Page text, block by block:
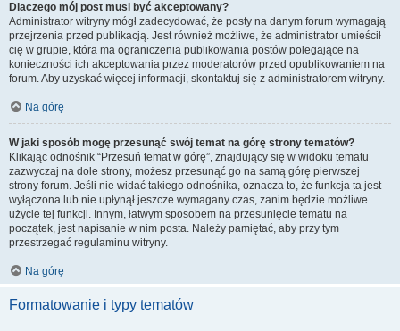
Dlaczego mój post musi być akceptowany?
Administrator witryny mógł zadecydować, że posty na danym forum wymagają
przejrzenia przed publikacją. Jest również możliwe, że administrator umieścił
cię w grupie, która ma ograniczenia publikowania postów polegające na
konieczności ich akceptowania przez moderatorów przed opublikowaniem na
forum. Aby uzyskać więcej informacji, skontaktuj się z administratorem witryny.
Na górę
W jaki sposób mogę przesunąć swój temat na górę strony tematów?
Klikając odnośnik “Przesuń temat w górę”, znajdujący się w widoku tematu
zazwyczaj na dole strony, możesz przesunąć go na samą górę pierwszej
strony forum. Jeśli nie widać takiego odnośnika, oznacza to, że funkcja ta jest
wyłączona lub nie upłynął jeszcze wymagany czas, zanim będzie możliwe
użycie tej funkcji. Innym, łatwym sposobem na przesunięcie tematu na
początek, jest napisanie w nim posta. Należy pamiętać, aby przy tym
przestrzegać regulaminu witryny.
Na górę
Formatowanie i typy tematów